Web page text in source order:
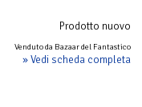
Prodotto nuovo
Venduto da Bazaar del Fantastico
» Vedi scheda completa